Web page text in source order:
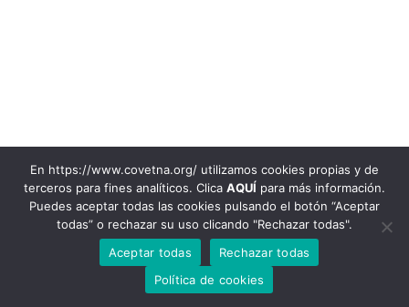
948 22 00 72
© 2020 Colegio Oficial de Veterinarios de Navarra
Avenida Baja Navarra, 47. 31002. Pamplona-Iruña. Email:
info@covetna.org
Aviso legal y Política de privacidad |
Registro de Actividad de Tratamiento
En https://www.covetna.org/ utilizamos cookies propias y de
terceros para fines analíticos. Clica AQUÍ para más información.
Puedes aceptar todas las cookies pulsando el botón “Aceptar
todas” o rechazar su uso clicando "Rechazar todas".
Aceptar todas
Rechazar todas
Política de cookies